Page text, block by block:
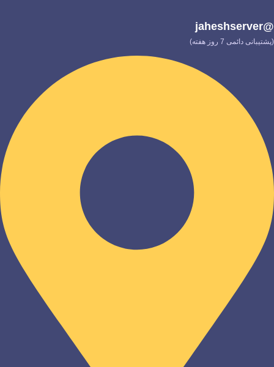
@jaheshserver
(پشتیبانی دائمی 7 روز هفته)